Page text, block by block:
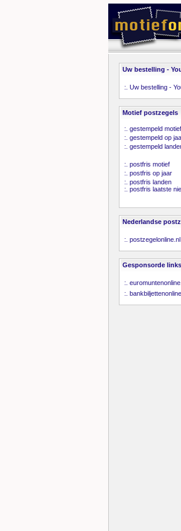
Uw bestelling -
:. Uw bestelling -
Motief postzegels
:. gestempeld motief
:. gestempeld op
:. gestempeld
:. postfris motief
:. postfris op jaar
:. postfris landen
:. postfris laatste
Nederlandse
:. postzegelonline.nl
Gesponsorde links
:.
:.